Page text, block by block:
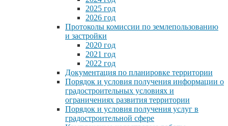
2025 год
2026 год
Протоколы комиссии по землепользованию
и застройки
2020 год
2021 год
2022 год
Документация по планировке территории
Порядок и условия получения информации о
градостроительных условиях и
ограничениях развития территории
Порядок и условия получения услуг в
градостроительной сфере